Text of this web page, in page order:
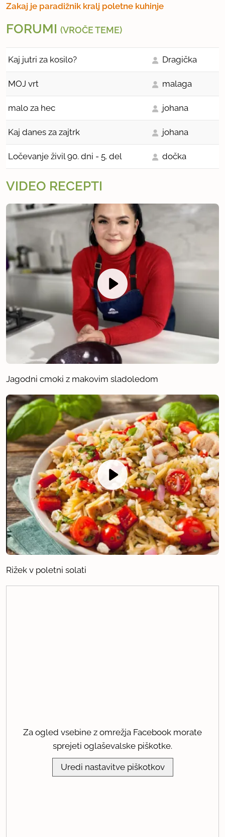
Zakaj je paradižnik kralj poletne kuhinje
FORUMI (VROČE TEME)
Kaj jutri za kosilo? Dragička
MOJ vrt malaga
malo za hec johana
Kaj danes za zajtrk johana
Ločevanje živil 90. dni - 5. del dočka
VIDEO RECEPTI
Jagodni cmoki z makovim sladoledom
Rižek v poletni solati
Za ogled vsebine z omrežja Facebook morate
sprejeti oglaševalske piškotke.
Uredi nastavitve piškotkov